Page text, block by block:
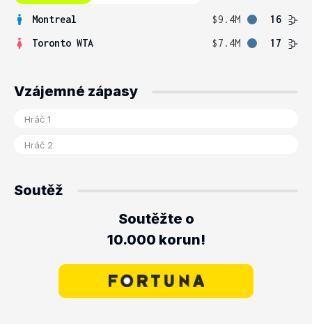
Montreal $9.4M
16
Toronto WTA
$7.4M 17
Vzájemné zápasy
Soutěž
Soutěžte o
10.000 korun!